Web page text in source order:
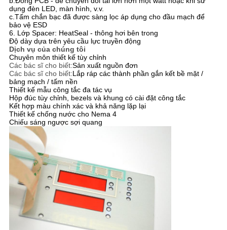
dụng đèn LED, màn hình, v.v.
c.Tấm chắn bạc đã được sàng lọc áp dụng cho đầu mạch để
bảo vệ ESD
6. Lớp Spacer: HeatSeal - thông hơi bên trong
Độ dày dựa trên yêu cầu lực truyền động
Dịch vụ của chúng tôi
Chuyên môn thiết kế tùy chỉnh
Các bác sĩ cho biết:Sản xuất nguồn đơn
Các bác sĩ cho biết:Lắp ráp các thành phần gắn kết bề mặt /
bảng mạch / tấm nền
Thiết kế mẫu công tắc đa tác vụ
Hộp đúc tùy chỉnh, bezels và khung có cài đặt công tắc
Kết hợp màu chính xác và khả năng lặp lại
Thiết kế chống nước cho Nema 4
Chiếu sáng ngược sợi quang